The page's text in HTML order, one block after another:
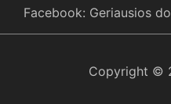
Facebook: Geriausios
Copyright ©